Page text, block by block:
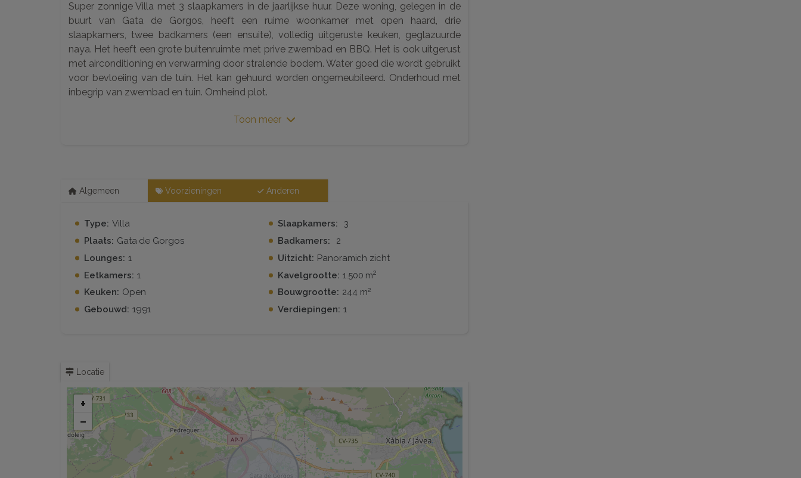
Super zonnige Villa met 3 slaapkamers in de jaarlijkse huur. Deze woning, gelegen in de
buurt van Gata de Gorgos, heeft een ruime woonkamer met open haard, drie
slaapkamers, twee badkamers (een ensuite), volledig uitgeruste keuken, geglazuurde
naya. Het heeft een grote buitenruimte met prive zwembad en BBQ. Het is ook uitgerust
met airconditioning en verwarming door stralende bodem. Water goed die wordt gebruikt
voor bevloeiing van de tuin. Het kan gehuurd worden ongemeubileerd. Onderhoud met
inbegrip van zwembad en tuin. Omheind plot.
Toon meer
Algemeen Voorzieningen Anderen
Type: Villa Slaapkamers:
3
Plaats: Gata de Gorgos Badkamers:
2
Lounges: 1 Uitzicht: Panoramich zicht
Eetkamers: 1 Kavelgrootte: 1.500 m2
Keuken: Open Bouwgrootte: 244 m2
Gebouwd: 1991 Verdiepingen: 1
Locatie
+
−